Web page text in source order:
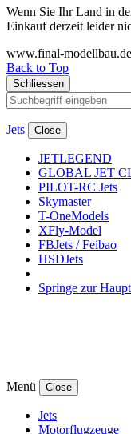
Wenn Sie Ihr Land in
Einkauf derzeit leider
www.final-
Back to Top
Schliessen
Jets Close
JETLEGEND
GLOBAL JET
PILOT-RC Jets
Skymaster
T-OneModels
XFly-Model
FBJets / Feibao
HSDJets
Springe zur
Menü Close
Jets
Motorflugzeuge